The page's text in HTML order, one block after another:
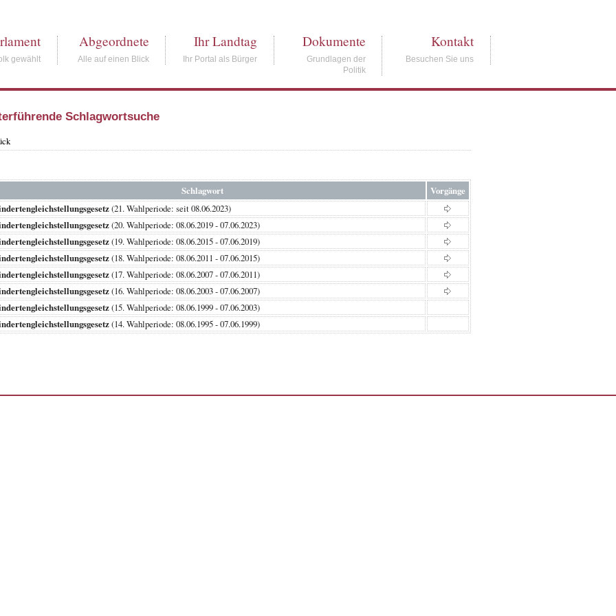
gewählt
Abgeordnete
Alle auf einen Blick
Ihr Landtag
Ihr Portal als Bürger
Dokumente
Grundlagen der
Politik
Kontakt
Besuchen Sie uns
Schlagwortsuche
Schlagwort
Vorgänge
(21. Wahlperiode: seit 08.06.2023)
(20. Wahlperiode: 08.06.2019 - 07.06.2023)
(19. Wahlperiode: 08.06.2015 - 07.06.2019)
(18. Wahlperiode: 08.06.2011 - 07.06.2015)
(17. Wahlperiode: 08.06.2007 - 07.06.2011)
(16. Wahlperiode: 08.06.2003 - 07.06.2007)
(15. Wahlperiode: 08.06.1999 - 07.06.2003)
(14. Wahlperiode: 08.06.1995 - 07.06.1999)